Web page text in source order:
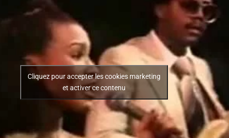
Cliquez pour accepter les cookies marketing
et activer ce contenu